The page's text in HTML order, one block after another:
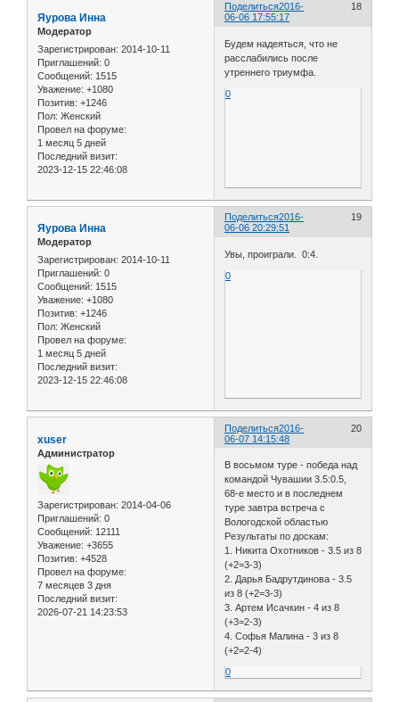
Поделиться 18
2016-
06-06 17:55:17
Яурова Инна
Модератор
Зарегистрирован: 2014-10-11
Приглашений: 0
Сообщений: 1515
Уважение: +1080
Позитив: +1246
Пол: Женский
Провел на форуме:
1 месяц 5 дней
Последний визит:
2023-12-15 22:46:08
Будем надеяться, что не
расслабились после
утреннего триумфа.
0
Поделиться 19
2016-
06-06 20:29:51
Яурова Инна
Модератор
Зарегистрирован: 2014-10-11
Приглашений: 0
Сообщений: 1515
Уважение: +1080
Позитив: +1246
Пол: Женский
Провел на форуме:
1 месяц 5 дней
Последний визит:
2023-12-15 22:46:08
Увы, проиграли. 0:4.
0
Поделиться 20
2016-
06-07 14:15:48
xuser
Администратор
Зарегистрирован: 2014-04-06
Приглашений: 0
Сообщений: 12111
Уважение: +3655
Позитив: +4528
Провел на форуме:
7 месяцев 3 дня
Последний визит:
2026-07-21 14:23:53
В восьмом туре - победа над
командой Чувашии 3.5:0.5,
68-е место и в последнем
туре завтра встреча с
Вологодской областью
Результаты по доскам:
1. Никита Охотников - 3.5 из 8
(+2=3-3)
2. Дарья Бадрутдинова - 3.5
из 8 (+2=3-3)
3. Артем Исачкин - 4 из 8
(+3=2-3)
4. Софья Малина - 3 из 8
(+2=2-4)
0